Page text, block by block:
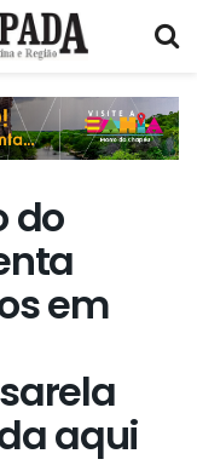
do
em
aqui